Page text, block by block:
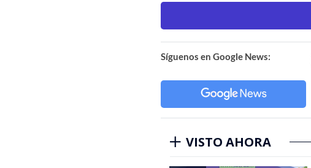
Síguenos en Google News:
VISTO AHORA